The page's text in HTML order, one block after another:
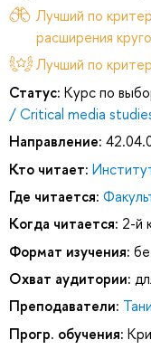
Лучший по
расширения
Лучший по
Статус: Курс по
/ Critical media
Направление:
Кто читает:
Где читается:
Когда читается: 2-й
Формат изучения:
Охват аудитории:
Преподаватели:
Прогр. обучения: